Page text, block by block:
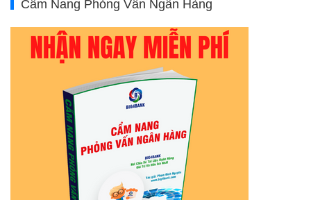
Cẩm Nang Phỏng Vấn Ngân Hàng